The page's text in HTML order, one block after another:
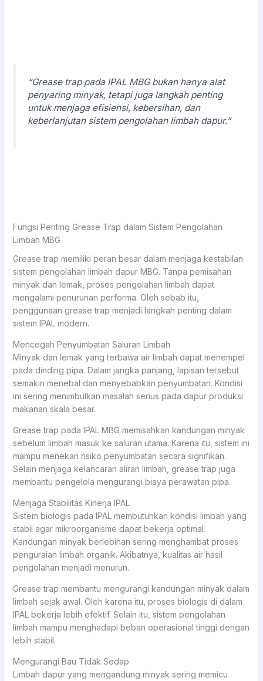
“Grease trap pada IPAL MBG bukan hanya alat
penyaring minyak, tetapi juga langkah penting
untuk menjaga efisiensi, kebersihan, dan
keberlanjutan sistem pengolahan limbah dapur.”
Fungsi Penting Grease Trap dalam Sistem Pengolahan
Limbah MBG
Grease trap memiliki peran besar dalam menjaga kestabilan
sistem pengolahan limbah dapur MBG. Tanpa pemisahan
minyak dan lemak, proses pengolahan limbah dapat
mengalami penurunan performa. Oleh sebab itu,
penggunaan grease trap menjadi langkah penting dalam
sistem IPAL modern.
Mencegah Penyumbatan Saluran Limbah
Minyak dan lemak yang terbawa air limbah dapat menempel
pada dinding pipa. Dalam jangka panjang, lapisan tersebut
semakin menebal dan menyebabkan penyumbatan. Kondisi
ini sering menimbulkan masalah serius pada dapur produksi
makanan skala besar.
Grease trap pada IPAL MBG memisahkan kandungan minyak
sebelum limbah masuk ke saluran utama. Karena itu, sistem ini
mampu menekan risiko penyumbatan secara signifikan.
Selain menjaga kelancaran aliran limbah, grease trap juga
membantu pengelola mengurangi biaya perawatan pipa.
Menjaga Stabilitas Kinerja IPAL
Sistem biologis pada IPAL membutuhkan kondisi limbah yang
stabil agar mikroorganisme dapat bekerja optimal.
Kandungan minyak berlebihan sering menghambat proses
penguraian limbah organik. Akibatnya, kualitas air hasil
pengolahan menjadi menurun.
Grease trap membantu mengurangi kandungan minyak dalam
limbah sejak awal. Oleh karena itu, proses biologis di dalam
IPAL bekerja lebih efektif. Selain itu, sistem pengolahan
limbah mampu menghadapi beban operasional tinggi dengan
lebih stabil.
Mengurangi Bau Tidak Sedap
Limbah dapur yang mengandung minyak sering memicu